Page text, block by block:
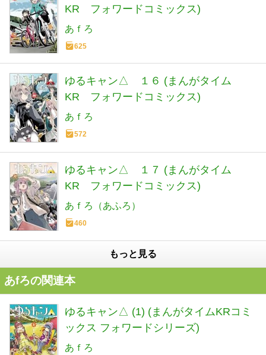
KR フォワードコミックス)
あｆろ
625
ゆるキャン△ １６ (まんがタイム
KR フォワードコミックス)
あｆろ
572
ゆるキャン△ １７ (まんがタイム
KR フォワードコミックス)
あｆろ（あふろ）
460
もっと見る
あfろの関連本
ゆるキャン△ (1) (まんがタイムKRコミ
ックス フォワードシリーズ)
あｆろ